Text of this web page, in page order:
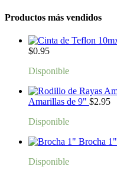
Productos más vendidos
$0.95
Disponible
Amarillas de 9" $2.95
Disponible
Brocha 1"
Disponible